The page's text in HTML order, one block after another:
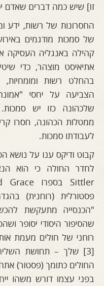
זו] שיש כמה דברים שאדם
החסרונות של רשות, ידע
של סמכות מודגמים
קהילה באנגליה העסיקה
אתיאיסט מוצהר, כדי
בהחלט רשות ומומחיות,
הצביעה על יחסי
שלכהונה כזו יש
ממטלות הכהונה, חסרו
לעבודתו סמכות.
קבוט ודיקס ענו על נושא
פסטורלית (רוחנית)
"הכנסייה מתעקשת
שהסיפור היסודי יסופר
רוחני של חולים מעמת
[3] שלך – תחושת
החולים כתומך (פסטור)
בפני עצמו דורש משהו